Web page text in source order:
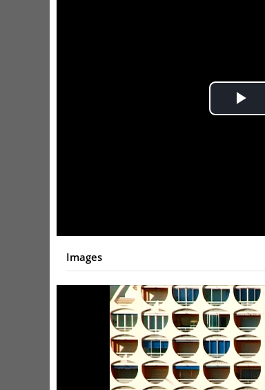
Images